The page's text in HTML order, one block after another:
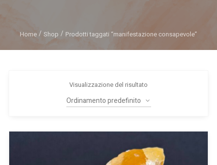
Home Shop Prodotti taggati “manifestazione consapevole”
Visualizzazione del risultato